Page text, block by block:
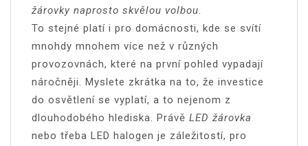
žárovky naprosto skvělou volbou.
To stejné platí i pro domácnosti, kde se svítí
mnohdy mnohem více než v různých
provozovnách, které na první pohled vypadají
náročněji. Myslete zkrátka na to, že investice
do osvětlení se vyplatí, a to nejenom z
dlouhodobého hlediska. Právě LED žárovka
nebo třeba LED halogen je záležitostí, pro